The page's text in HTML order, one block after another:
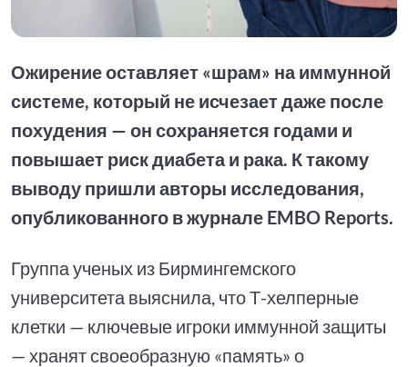
Ожирение оставляет «шрам» на иммунной
системе, который не исчезает даже после
похудения — он сохраняется годами и
повышает риск диабета и рака. К такому
выводу пришли авторы исследования,
опубликованного в журнале EMBO Reports.
Группа ученых из Бирмингемского
университета выяснила, что Т-хелперные
клетки — ключевые игроки иммунной защиты
— хранят своеобразную «память» о